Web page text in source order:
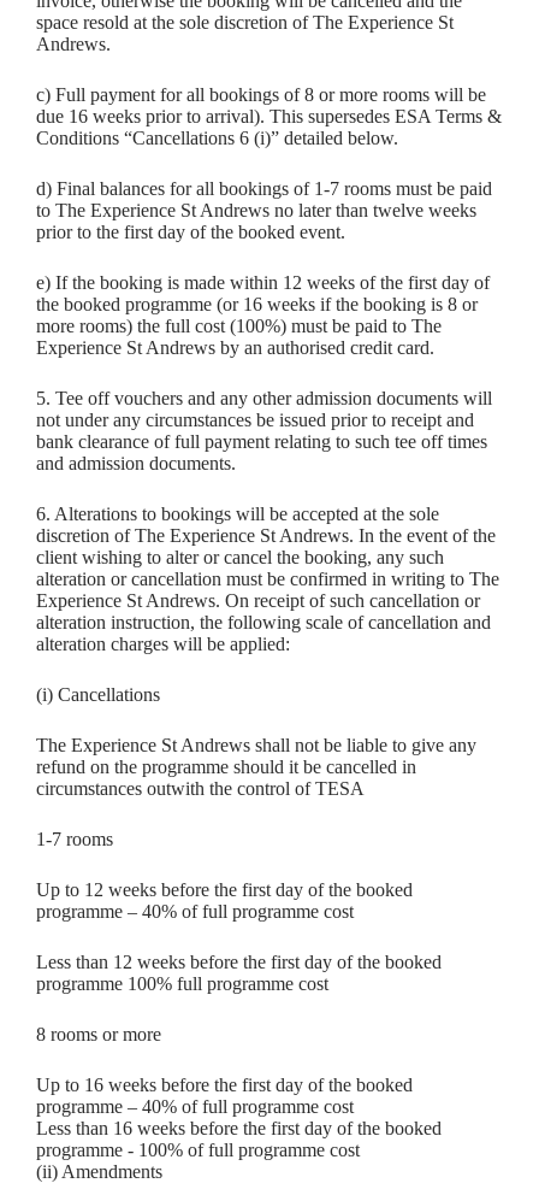
space resold at the sole discretion of The Experience St
Andrews.
c) Full payment for all bookings of 8 or more rooms will be
due 16 weeks prior to arrival). This supersedes ESA Terms &
Conditions “Cancellations 6 (i)” detailed below.
d) Final balances for all bookings of 1-7 rooms must be paid
to The Experience St Andrews no later than twelve weeks
prior to the first day of the booked event.
e) If the booking is made within 12 weeks of the first day of
the booked programme (or 16 weeks if the booking is 8 or
more rooms) the full cost (100%) must be paid to The
Experience St Andrews by an authorised credit card.
5. Tee off vouchers and any other admission documents will
not under any circumstances be issued prior to receipt and
bank clearance of full payment relating to such tee off times
and admission documents.
6. Alterations to bookings will be accepted at the sole
discretion of The Experience St Andrews. In the event of the
client wishing to alter or cancel the booking, any such
alteration or cancellation must be confirmed in writing to The
Experience St Andrews. On receipt of such cancellation or
alteration instruction, the following scale of cancellation and
alteration charges will be applied:
(i) Cancellations
The Experience St Andrews shall not be liable to give any
refund on the programme should it be cancelled in
circumstances outwith the control of TESA
1-7 rooms
Up to 12 weeks before the first day of the booked
programme – 40% of full programme cost
Less than 12 weeks before the first day of the booked
programme 100% full programme cost
8 rooms or more
Up to 16 weeks before the first day of the booked
programme – 40% of full programme cost
Less than 16 weeks before the first day of the booked
programme - 100% of full programme cost
(ii) Amendments